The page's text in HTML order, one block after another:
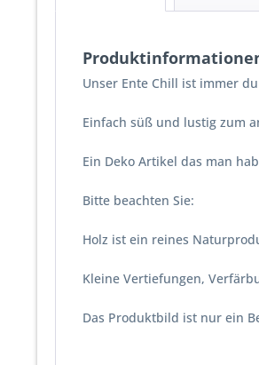
Unser Ente Chill ist immer
Einfach süß und lustig zum
Ein Deko Artikel das man
Bitte beachten Sie:
Holz ist ein reines
Kleine Vertiefungen,
Das Produktbild ist nur ein